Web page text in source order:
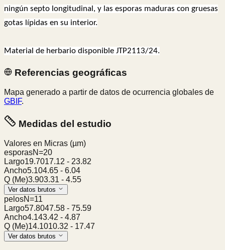
ningún septo longitudinal, y las esporas maduras con gruesas
gotas lípidas en su interior.
Material de herbario disponible JTP2113/24.
Referencias geográficas
Mapa generado a partir de datos de ocurrencia globales de
GBIF.
Medidas del estudio
Valores en Micras (µm)
esporasN=20
Largo19.7017.12 - 23.82
Ancho5.104.65 - 6.04
Q (Me)3.903.31 - 4.55
Ver datos brutos
pelosN=11
Largo57.8047.58 - 75.59
Ancho4.143.42 - 4.87
Q (Me)14.1010.32 - 17.47
Ver datos brutos